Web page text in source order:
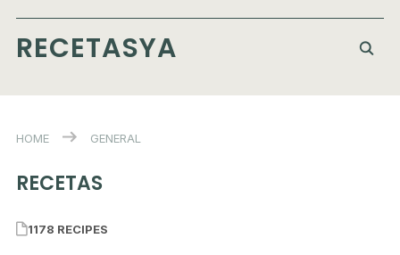
RECETASYA
HOME GENERAL
RECETAS
1178 RECIPES